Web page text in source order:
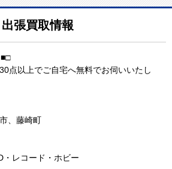
出張買取情報
点以上でご自宅へ無料でお伺いいたし
、藤崎町
・レコード・ホビー